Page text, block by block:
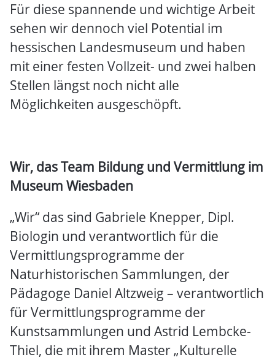
Für diese spannende und wichtige Arbeit
sehen wir dennoch viel Potential im
hessischen Landesmuseum und haben
mit einer festen Vollzeit- und zwei halben
Stellen längst noch nicht alle
Möglichkeiten ausgeschöpft.
Wir, das Team Bildung und Vermittlung im
Museum Wiesbaden
„Wir“ das sind Gabriele Knepper, Dipl.
Biologin und verantwortlich für die
Vermittlungsprogramme der
Naturhistorischen Sammlungen, der
Pädagoge Daniel Altzweig – verantwortlich
für Vermittlungsprogramme der
Kunstsammlungen und Astrid Lembcke-
Thiel, die mit ihrem Master „Kulturelle